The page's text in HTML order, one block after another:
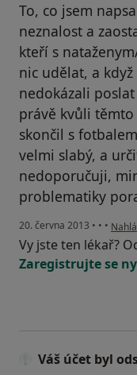
To, co jsem
neznalost a
kteří s
nic udělat, a
nedokázali
právě kvůli
skončil s
velmi slabý, a
nedoporučuji,
problematiky
20. června 2013 • • •
Vy jste ten lékař?
Zaregistrujte se
Váš účet byl